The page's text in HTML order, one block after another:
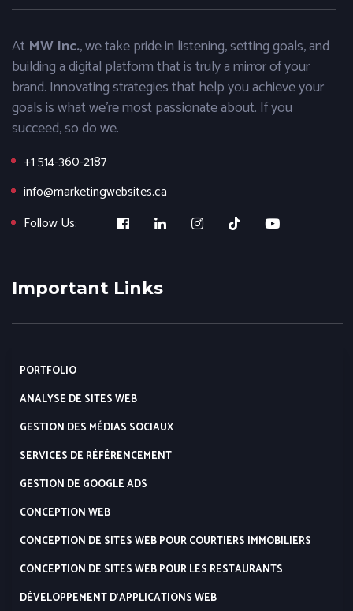
At MW Inc., we take pride in listening, setting goals, and
building a digital platform that is truly a mirror of your
brand. Innovating strategies that help you achieve your
goals is what we’re most passionate about. If you
succeed, so do we.
+1 514-360-2187
info@marketingwebsites.ca
Follow Us:
Important Links
PORTFOLIO
ANALYSE DE SITES WEB
GESTION DES MÉDIAS SOCIAUX
SERVICES DE RÉFÉRENCEMENT
GESTION DE GOOGLE ADS
CONCEPTION WEB
CONCEPTION DE SITES WEB POUR COURTIERS IMMOBILIERS
CONCEPTION DE SITES WEB POUR LES RESTAURANTS
DÉVELOPPEMENT D’APPLICATIONS WEB